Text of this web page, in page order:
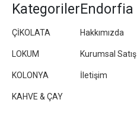
Kategoriler
ÇİKOLATA
LOKUM
KOLONYA
KAHVE & ÇAY
Endorfia
Hakkımızda
Kurumsal Satış
İletişim